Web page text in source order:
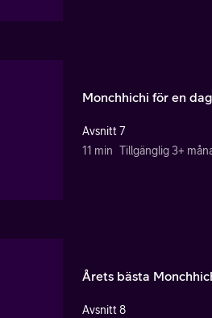
Monchhichi för en dag
Avsnitt 7
11 min Tillgänglig 3+
Årets bästa
Avsnitt 8